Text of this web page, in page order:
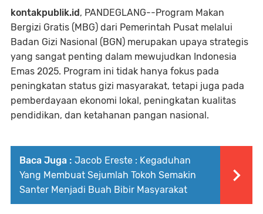
kontakpublik.id, PANDEGLANG--Program Makan
Bergizi Gratis (MBG) dari Pemerintah Pusat melalui
Badan Gizi Nasional (BGN) merupakan upaya strategis
yang sangat penting dalam mewujudkan Indonesia
Emas 2025. Program ini tidak hanya fokus pada
peningkatan status gizi masyarakat, tetapi juga pada
pemberdayaan ekonomi lokal, peningkatan kualitas
pendidikan, dan ketahanan pangan nasional.
Baca Juga : Jacob Ereste : Kegaduhan
Yang Membuat Sejumlah Tokoh Semakin
Santer Menjadi Buah Bibir Masyarakat